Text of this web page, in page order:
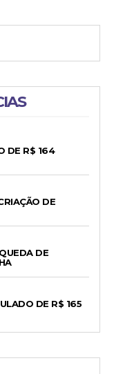
DE R$ 164
DE
DE
DE R$ 165